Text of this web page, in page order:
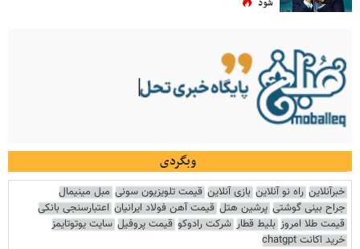
وبگردی
خبرآنلاین راه نو آنلاین بازی آنلاین قیمت تلویزیون سونی مبل مینیمال
جراح بینی گوشتی پرشین هتل قیمت آهن فولاد ایرانیان اعتبارسنجی بانکی
قیمت طلا امروز بلیط قطار شرکت رادوکو قیمت پروفیل سایت یوتوتایمز
خرید اکانت chatgpt